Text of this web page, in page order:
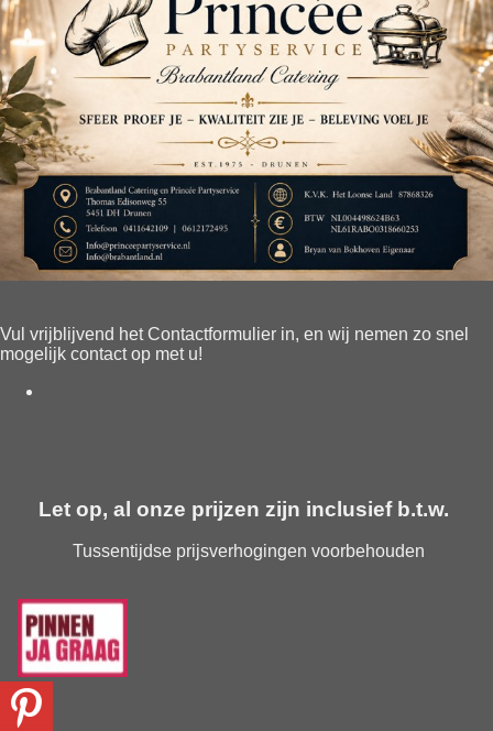
Vul vrijblijvend het Contactformulier in, en wij nemen zo snel
mogelijk contact op met u!
Let op, al onze prijzen zijn inclusief b.t.w.
Tussentijdse prijsverhogingen voorbehouden